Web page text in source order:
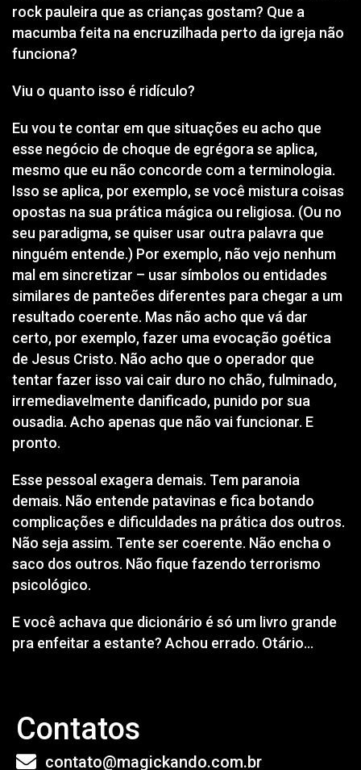
rock pauleira que as crianças gostam? Que a
macumba feita na encruzilhada perto da igreja não
funciona?
Viu o quanto isso é ridículo?
Eu vou te contar em que situações eu acho que
esse negócio de choque de egrégora se aplica,
mesmo que eu não concorde com a terminologia.
Isso se aplica, por exemplo, se você mistura coisas
opostas na sua prática mágica ou religiosa. (Ou no
seu paradigma, se quiser usar outra palavra que
ninguém entende.)Por exemplo, não vejo nenhum
mal em sincretizar – usar símbolos ou entidades
similares de panteões diferentes para chegar a um
resultado coerente. Mas não acho que vá dar
certo, por exemplo, fazer uma evocação goética
de Jesus Cristo. Não acho que o operador que
tentar fazer isso vai cair duro no chão, fulminado,
irremediavelmente danificado, punido por sua
ousadia. Acho apenas que não vai funcionar. E
pronto.
Esse pessoal exagera demais. Tem paranoia
demais. Não entende patavinas e fica botando
complicações e dificuldades na prática dos outros.
Não seja assim. Tente ser coerente. Não encha o
saco dos outros. Não fique fazendo terrorismo
psicológico.
E você achava que dicionário é só um livro grande
pra enfeitar a estante? Achou errado. Otário…
Contatos
contato@magickando.com.br